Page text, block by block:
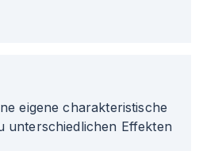
eigene charakteristische
unterschiedlichen Effekten